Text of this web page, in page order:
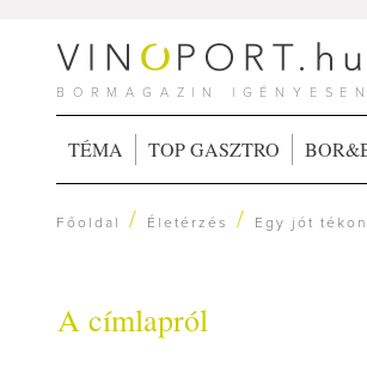
BORMAGAZIN IGÉNYESEN
TÉMA TOP GASZTRO
Főoldal / Életérzés / Egy jót
A címlapról